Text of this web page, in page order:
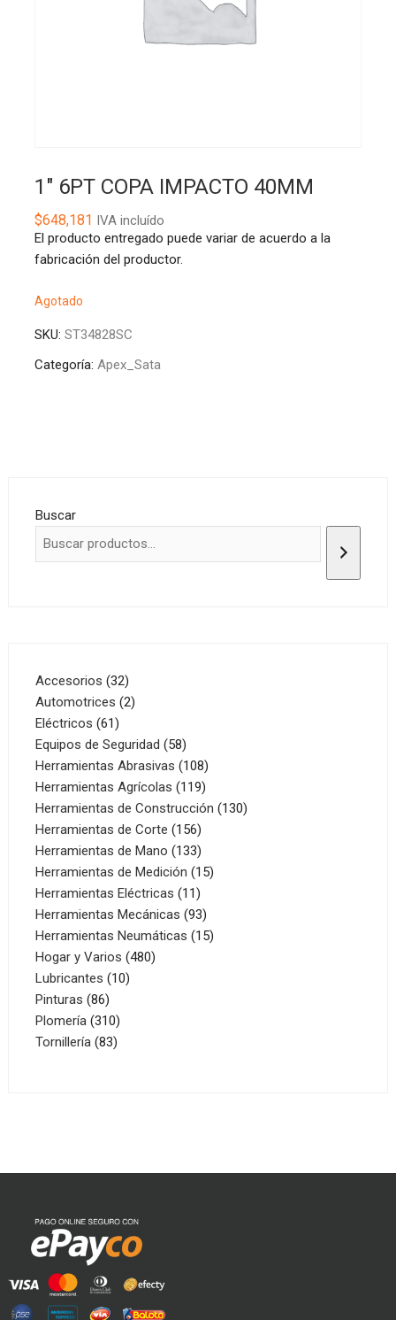
1″ 6PT COPA IMPACTO 40MM
$648,181 IVA incluído
El producto entregado puede variar de acuerdo a la
fabricación del productor.
Agotado
SKU: ST34828SC
Categoría: Apex_Sata
Buscar
Accesorios 3232
productos
Automotrices 22
Eléctricos 6161
productos
Equipos de Seguridad 5858
productos
Herramientas Abrasivas 108108
productos
Herramientas Agrícolas 119119
productos
Herramientas de Construcción 130130
Herramientas de Corte 156156
productos
Herramientas de Mano 133133
productos
Herramientas de Medición 1515
Herramientas Eléctricas 1111
productos
Herramientas Mecánicas 9393
productos
Herramientas Neumáticas 1515
Hogar y Varios 480480
Lubricantes 1010
Pinturas 8686
productos
Plomería 310310
productos
Tornillería 8383